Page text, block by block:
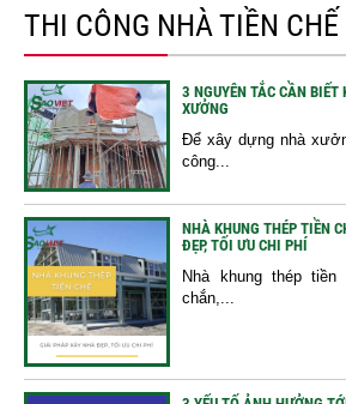
THI CÔNG NHÀ TIỀN CHẾ
3 NGUYÊN TẮC CẦN BIẾT
XƯỞNG
Để xây dựng nhà
công...
NHÀ KHUNG THÉP TIỀN
ĐẸP, TỐI ƯU CHI PHÍ
Nhà khung thép
chắn,...